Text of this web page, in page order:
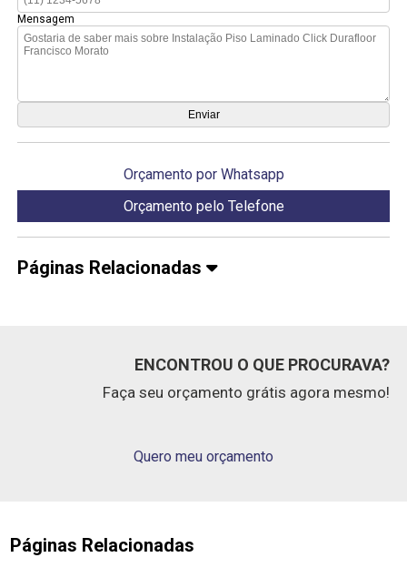
Mensagem
Orçamento por Whatsapp
Orçamento pelo Telefone
Páginas Relacionadas
ENCONTROU O QUE PROCURAVA?
Faça seu orçamento grátis agora mesmo!
Quero meu orçamento
Páginas Relacionadas